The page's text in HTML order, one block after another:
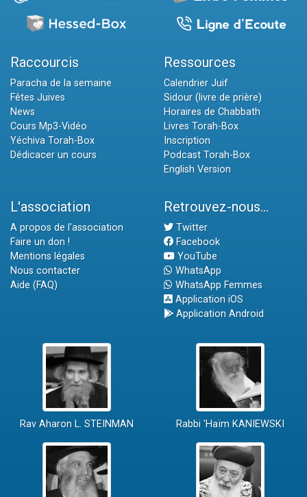
Raccourcis
Paracha de la semaine
Fêtes Juives
News
Cours Mp3-Vidéo
Yéchiva Torah-Box
Dédicacer un cours
Ressources
Calendrier Juif
Sidour (livre de prière)
Horaires de Chabbath
Livres Torah-Box
Inscription
Podcast Torah-Box
English Version
L'association
A propos de l'association
Faire un don !
Mentions légales
Nous contacter
Aide (FAQ)
Retrouvez-nous...
Twitter
Facebook
YouTube
WhatsApp
WhatsApp Femmes
Application iOS
Application Android
Rav Aharon L. STEINMAN Rabbi 'Haïm KANIEWSKI